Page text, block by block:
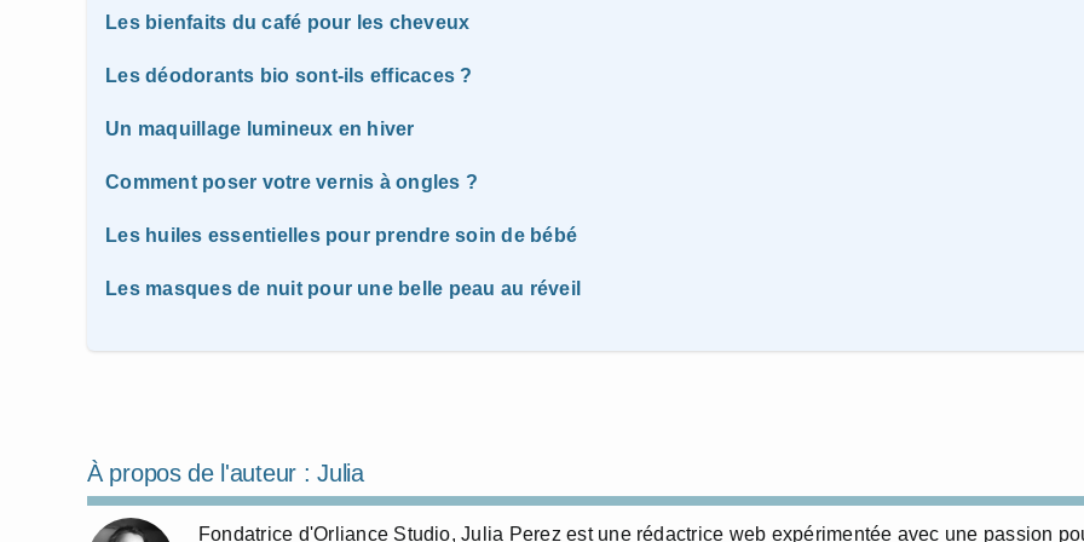
Les bienfaits du café pour les cheveux
Les déodorants bio sont-ils efficaces ?
Un maquillage lumineux en hiver
Comment poser votre vernis à ongles ?
Les huiles essentielles pour prendre soin de bébé
Les masques de nuit pour une belle peau au réveil
À propos de l'auteur :Julia
Fondatrice d'Orliance Studio, Julia Perez est une rédactrice web expérimentée avec une passion